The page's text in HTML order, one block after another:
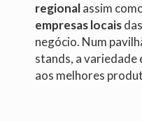
regionalassim
empresas locais
negócio. Num
stands, a variedade
aos melhores